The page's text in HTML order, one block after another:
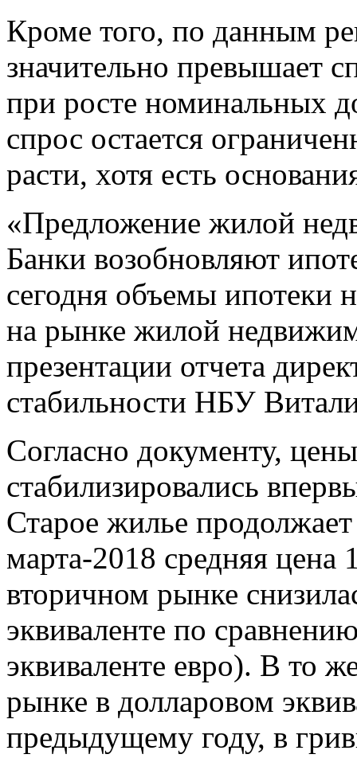
Кроме того, по данным
значительно превышает
при росте номинальных
спрос остается
расти, хотя есть
«Предложение жилой
Банки возобновляют
сегодня объемы ипотеки
на рынке жилой
презентации отчета
стабильности НБУ
Согласно документу,
стабилизировались
Старое жилье
марта-2018 средняя цена
вторичном рынке
эквиваленте по
эквиваленте евро). В то
рынке в долларовом
предыдущему году, в